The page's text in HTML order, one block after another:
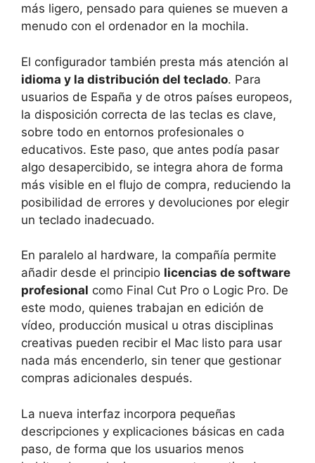
más ligero, pensado para quienes se mueven a
menudo con el ordenador en la mochila.
El configurador también presta más atención al
idioma y la distribución del teclado. Para
usuarios de España y de otros países europeos,
la disposición correcta de las teclas es clave,
sobre todo en entornos profesionales o
educativos. Este paso, que antes podía pasar
algo desapercibido, se integra ahora de forma
más visible en el flujo de compra, reduciendo la
posibilidad de errores y devoluciones por elegir
un teclado inadecuado.
En paralelo al hardware, la compañía permite
añadir desde el principio licencias de software
profesional como Final Cut Pro o Logic Pro. De
este modo, quienes trabajan en edición de
vídeo, producción musical u otras disciplinas
creativas pueden recibir el Mac listo para usar
nada más encenderlo, sin tener que gestionar
compras adicionales después.
La nueva interfaz incorpora pequeñas
descripciones y explicaciones básicas en cada
paso, de forma que los usuarios menos